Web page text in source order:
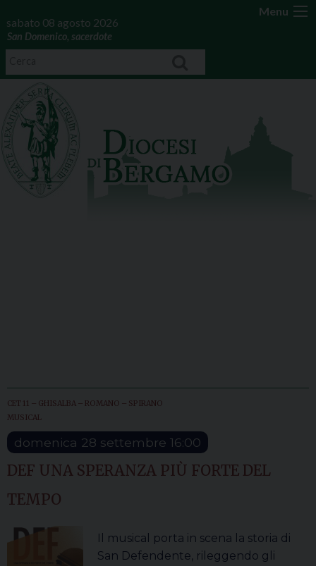
Menu
sabato 08 agosto 2026
San Domenico, sacerdote
CET 11 – GHISALBA – ROMANO – SPIRANO
MUSICAL
domenica 28 settembre 16:00
DEF UNA SPERANZA PIÙ FORTE DEL
TEMPO
Il musical porta in scena la storia di
San Defendente, rileggendo gli